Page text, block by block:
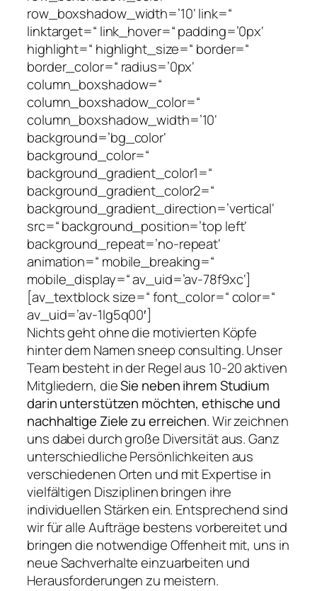
row_boxshadow_width=’10‘ link=“
linktarget=“ link_hover=“ padding=’0px‘
highlight=“ highlight_size=“ border=“
border_color=“ radius=’0px‘
column_boxshadow=“
column_boxshadow_color=“
column_boxshadow_width=’10‘
background=’bg_color‘
background_color=“
background_gradient_color1=“
background_gradient_color2=“
background_gradient_direction=’vertical‘
src=“ background_position=’top left‘
background_repeat=’no-repeat‘
animation=“ mobile_breaking=“
mobile_display=“ av_uid=’av-78f9xc‘]
[av_textblock size=“ font_color=“ color=“
av_uid=’av-1lg5q00′]
Nichts geht ohne die motivierten Köpfe
hinter dem Namen sneep consulting. Unser
Team besteht in der Regel aus 10-20 aktiven
Mitgliedern, dieSie neben ihrem Studium
darin unterstützen möchten, ethische und
nachhaltige Ziele zu erreichen. Wir zeichnen
uns dabei durch große Diversität aus. Ganz
unterschiedliche Persönlichkeiten aus
verschiedenen Orten und mit Expertise in
vielfältigen Disziplinen bringen ihre
individuellen Stärken ein. Entsprechend sind
wir für alle Aufträge bestens vorbereitet und
bringen die notwendige Offenheit mit, uns in
neue Sachverhalte einzuarbeiten und
Herausforderungen zu meistern.